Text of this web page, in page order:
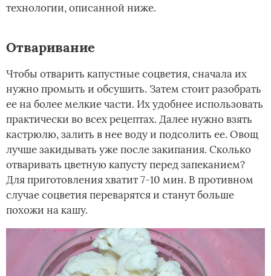
технологии, описанной ниже.
Отваривание
Чтобы отварить капустные соцветия, сначала их
нужно промыть и обсушить. Затем стоит разобрать
ее на более мелкие части. Их удобнее использовать
практически во всех рецептах. Далее нужно взять
кастрюлю, залить в нее воду и подсолить ее. Овощ
лучше закидывать уже после закипания. Сколько
отваривать цветную капусту перед запеканием?
Для приготовления хватит 7-10 мин. В противном
случае соцветия переварятся и станут больше
похожи на кашу.